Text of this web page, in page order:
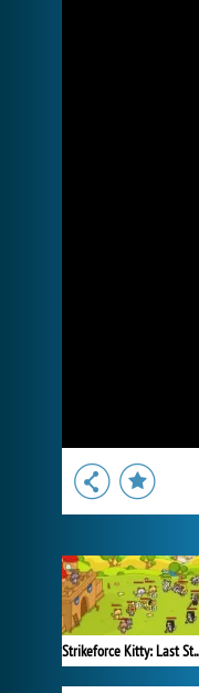
Strikeforce Kitty: Last Stand